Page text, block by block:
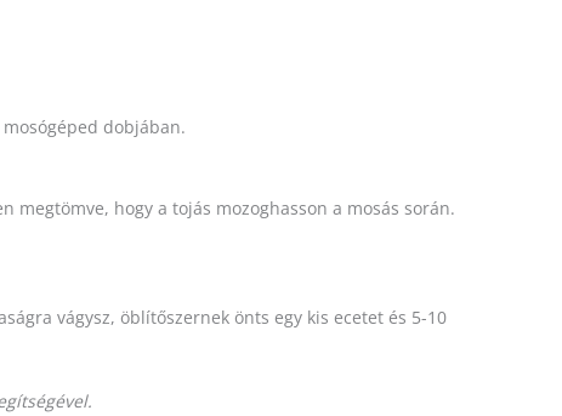
dobjában.
megtömve, hogy a tojás mozoghasson a mosás során.
vágysz, öblítőszernek önts egy kis ecetet és 5-10